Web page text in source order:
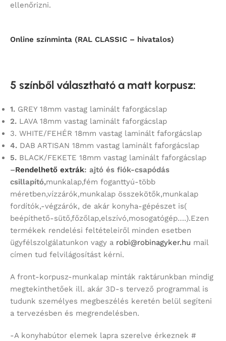
ellenőrizni.
Online színminta (RAL CLASSIC – hivatalos)
5 színből választható a matt korpusz:
1. GREY 18mm vastag laminált faforgácslap
2. LAVA 18mm vastag laminált faforgácslap
3. WHITE/FEHÉR 18mm vastag laminált faforgácslap
4. DAB ARTISAN 18mm vastag laminált faforgácslap
5. BLACK/FEKETE 18mm vastag laminált faforgácslap
–Rendelhető extrák: ajtó és fiók-csapódás
csillapító,munkalap,fém foganttyú-több
méretben,vízzárók,munkalap összekötők,munkalap
fordítók,-végzárók, de akár konyha-gépészet is(
beépíthető-sütő,főzőlap,elszívó,mosogatógép….).Ezen
termékek rendelési feltételeiről minden esetben
ügyfélszolgálatunkon vagy a robi@robinagyker.hu mail
címen tud felvilágosítást kérni.
A front-korpusz-munkalap minták raktárunkban mindig
megtekinthetőek ill. akár 3D-s tervező programmal is
tudunk személyes megbeszélés keretén belül segíteni
a tervezésben és megrendelésben.
-A konyhabútor elemek lapra szerelve érkeznek #